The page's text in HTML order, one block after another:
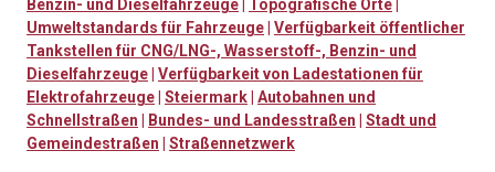
Benzin- und Dieselfahrzeuge
Topografische Orte
Umweltstandards für Fahrzeuge Verfügbarkeit öffentlicher
Tankstellen für CNG/LNG-, Wasserstoff-, Benzin- und
Dieselfahrzeuge Verfügbarkeit von Ladestationen für
Elektrofahrzeuge Steiermark Autobahnen und
Schnellstraßen
Bundes- und Landesstraßen
Stadt und
Gemeindestraßen
Straßennetzwerk